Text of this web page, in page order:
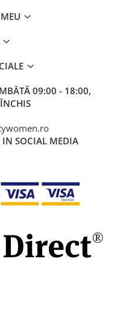
09:00 - 18:00,
IN SOCIAL MEDIA